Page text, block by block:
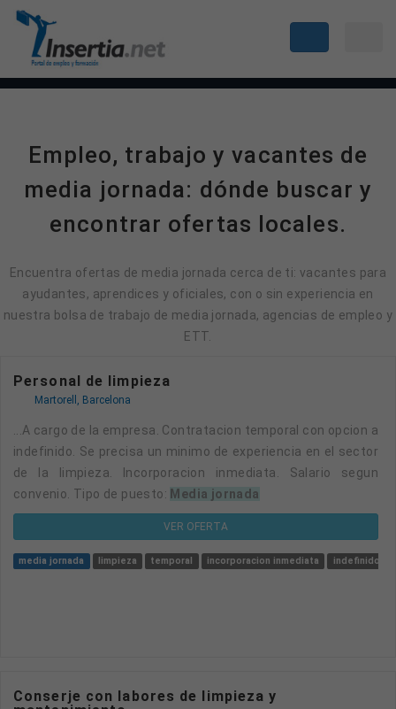
Empleo, trabajo y vacantes de
media jornada: dónde buscar y
encontrar ofertas locales.
Encuentra ofertas de media jornada cerca de ti: vacantes para
ayudantes, aprendices y oficiales, con o sin experiencia en
nuestra bolsa de trabajo de media jornada, agencias de empleo y
ETT.
Personal de limpieza
Martorell, Barcelona
...a cargo de la empresa. Contratacion temporal con opcion a
indefinido. Se precisa un minimo de experiencia en el sector
de la limpieza. Incorporacion inmediata. Salario segun
convenio. Tipo de puesto: Media jornada
VER OFERTA
media jornada limpieza temporal incorporacion inmediata indefinido
Conserje con labores de limpieza y